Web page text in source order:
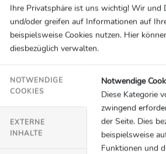
beieinander hat. So ist es leider
Max Verstappen (Red Bull) ...
… zum frühen Ausfall
gut. Auf den ersten Metern hatte
danach hat es sich auch vom
schlecht angefühlt.“
… zur möglichen Ursache
„Das ist schwierig zu sagen,
Ihre Privatsphäre ist uns wichtig! Wir und
und/oder greifen auf Informationen auf
beispielsweise Cookies nutzen. Hier
diesbezüglich verwalten.
NOTWENDIGE
COOKIES
EXTERNE
INHALTE
Notwendige
Diese Kategorie
zwingend
der Seite. Dies
beispielsweise
Funktionen und